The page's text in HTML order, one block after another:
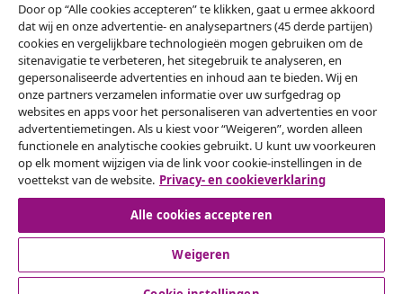
Klantenservice
Zakelijk
vidaXL
Ontdek meer
Door op “Alle cookies accepteren” te klikken, gaat u ermee akkoord
dat wij en onze advertentie- en analysepartners (45 derde partijen)
cookies en vergelijkbare technologieën mogen gebruiken om de
sitenavigatie te verbeteren, het sitegebruik te analyseren, en
gepersonaliseerde advertenties en inhoud aan te bieden. Wij en
onze partners verzamelen informatie over uw surfgedrag op
websites en apps voor het personaliseren van advertenties en voor
advertentiemetingen. Als u kiest voor “Weigeren”, worden alleen
functionele en analytische cookies gebruikt. U kunt uw voorkeuren
op elk moment wijzigen via de link voor cookie-instellingen in de
voettekst van de website. Privacy- en cookieverklaring
Alle cookies accepteren
Weigeren